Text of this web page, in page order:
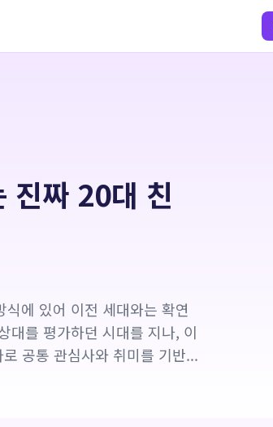
진짜 20대 친
에 있어 이전 세대와는 확연
대를 평가하던 시대를 지나, 이
공통 관심사와 취미를 기반...